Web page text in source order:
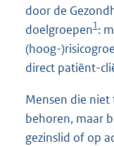
door de
doelgroepen1:
(hoog-
direct patiënt-
Mensen die
behoren, maar
gezinslid of op